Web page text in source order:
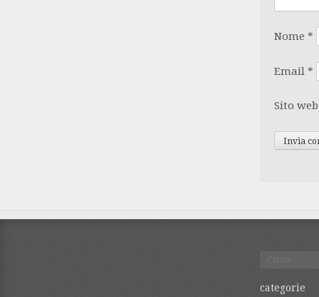
Nome *
Email *
Sito web
per:
categorie